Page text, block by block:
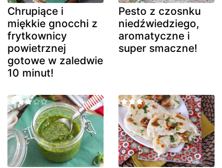
Chrupiące i
miękkie gnocchi z
frytkownicy
powietrznej
gotowe w zaledwie
10 minut!
Pesto z czosnku
niedźwiedziego,
aromatyczne i
super smaczne!